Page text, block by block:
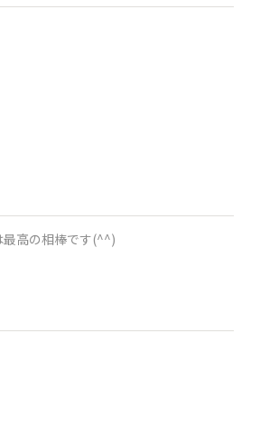
最高の相棒です(^^)